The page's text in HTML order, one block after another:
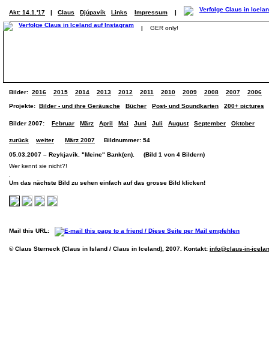
Akt: 14.1.'17 | Claus Djúpavík Links Impressum |
| GER only!
Bilder: 2016 2015 2014 2013 2012 2011 2010 2009 2008 2007 2006
Projekte: Bilder - und ihre Geräusche Bücher Post- und Soundkarten 200+ pictures
Bilder 2007: Februar März April Mai Juni Juli August September Oktober
zurück weiter März 2007 Bildnummer: 54
05.03.2007 – Reykjavík. "Meine" Bank(en). (Bild 1 von 4 Bildern)
Wer kennt sie nicht?!
Um das nächste Bild zu sehen einfach auf das grosse Bild klicken!
Mail this URL:
© Claus Sterneck (Claus in Island / Claus in Iceland), 2007. Kontakt: info@claus-in-